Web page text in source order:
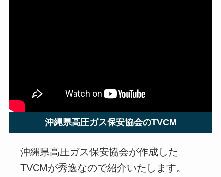
沖縄県高圧ガス保安協会のTVCM
沖縄県高圧ガス保安協会が作成した
TVCMが秀逸なので紹介いたします。